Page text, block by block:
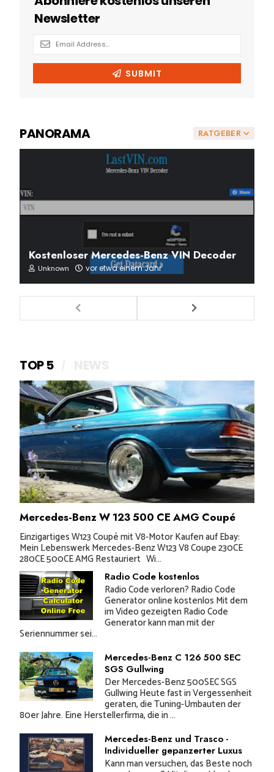
RATGEBER
PANORAMA
Kostenloser Mercedes-Benz VIN Decoder
Unknown vor etwa einem Jahr
TOP 5
Mercedes-Benz W 123 500 CE AMG Coupé
Einzigartiges W123 Coupé mit V8-Motor Kaufen auf Ebay:
Mein Lebenswerk Mercedes-Benz W123 V8 Coupe 230CE
280CE 500CE AMG Restauriert Wi...
Radio Code kostenlos
Radio Code verloren? Radio Code
Generator online kostenlos Mit dem
im Video gezeigten Radio Code
Generator kann man mit der
Seriennummer sei...
Mercedes-Benz C 126 500 SEC
SGS Gullwing
Der Mercedes-Benz 500SEC SGS
Gullwing Heute fast in Vergessenheit
geraten, die Tuning-Umbauten der
80er Jahre. Eine Herstellerfirma, die in ...
Mercedes-Benz und Trasco -
Individueller gepanzerter Luxus
Kann man versuchen, das Beste noch